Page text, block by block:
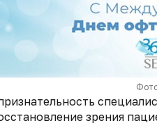
зрения